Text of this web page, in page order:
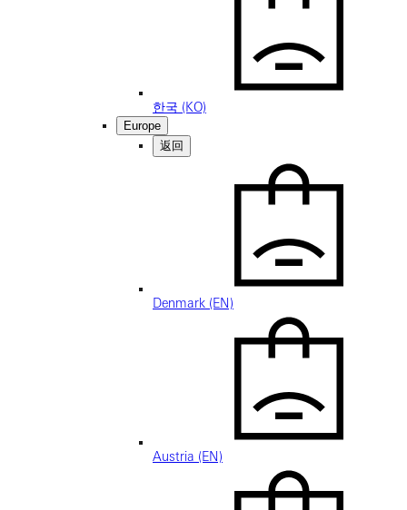
한국 (KO)
Europe
返回
Denmark (EN)
Austria (EN)